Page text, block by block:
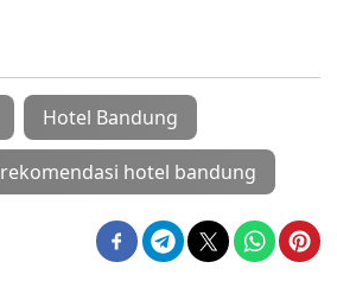
Hotel Bandung
rekomendasi hotel bandung